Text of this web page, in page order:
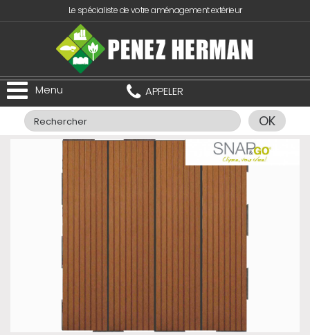
Le spécialiste de votre aménagement extérieur
APPELER
OK
Menu